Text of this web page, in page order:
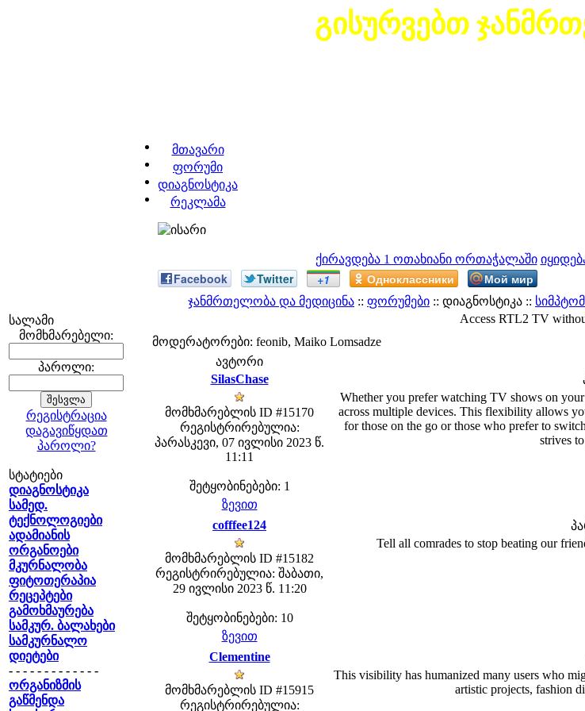
გისურვებთ
მთავარი
ფორუმი
დიაგნოსტიკა
რეკლამა
ქირავდება 1 ოთახიანი ორთაჭალაში
სალამი
მომხმარებელი:
პაროლი:
რეგისტრაცია
დაგავიწყდათ
პაროლი?
სტატიები
დიაგნოსტიკა
სამედ.
ტექნოლოგიები
ადამიანის
ორგანოები
მკურნალობა
ფიტოთერაპია
რეცეპტები
გამოხმაურება
სამკურ. ბალახები
სამკურნალო
დიეტები
- - - - - - - - - - - - -
ორგანიზმის
გაწმენდა
Facebook Twitter +1 Одноклассники Мой мир
ჯანმრთელობა და მედიცინა :: ფორუმები :: დიაგნოსტიკა ::
Access RTL2 TV
მოდერატორები: feonib, Maiko Lomsadze
ავტორი
SilasChase
მომხმარებლის ID #15170
რეგისტრირებულია:
პარასკევი, 07 ივლისი 2023 წ.
11:11
შეტყობინებები: 1
Whether you prefer watching TV shows on
across multiple devices. This flexibility allows
for those on the go or those who prefer to
strives
ზევით
cofffee124
მომხმარებლის ID #15182
რეგისტრირებულია: შაბათი,
29 ივლისი 2023 წ. 11:20
შეტყობინებები: 10
Tell all comrades to stop beating our
ზევით
Clementine
მომხმარებლის ID #15915
რეგისტრირებულია:
This visibility has humanized many users who
artistic projects, fashion